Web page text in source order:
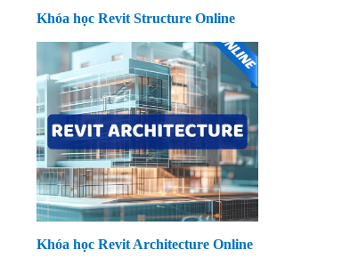
Khóa học Revit Structure Online
Khóa học Revit Architecture Online